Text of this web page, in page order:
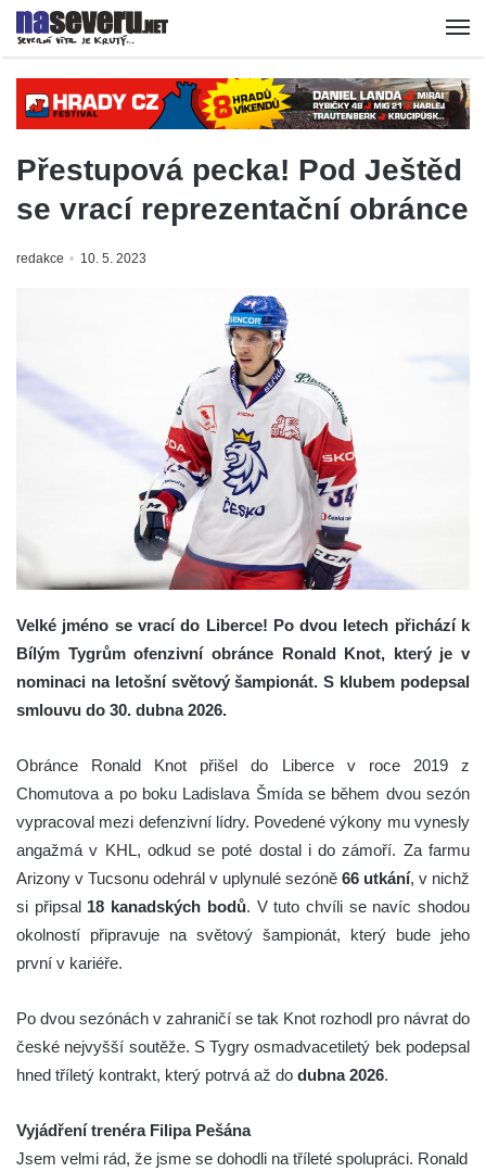
Přestupová pecka! Pod Ještěd
se vrací reprezentační obránce
redakce 10. 5. 2023
Velké jméno se vrací do Liberce! Po dvou letech přichází k
Bílým Tygrům ofenzivní obránce Ronald Knot, který je v
nominaci na letošní světový šampionát. S klubem podepsal
smlouvu do 30. dubna 2026.
Obránce Ronald Knot přišel do Liberce v roce 2019 z
Chomutova a po boku Ladislava Šmída se během dvou sezón
vypracoval mezi defenzivní lídry. Povedené výkony mu vynesly
angažmá v KHL, odkud se poté dostal i do zámoří. Za farmu
Arizony v Tucsonu odehrál v uplynulé sezóně 66 utkání, v nichž
si připsal 18 kanadských bodů. V tuto chvíli se navíc shodou
okolností připravuje na světový šampionát, který bude jeho
první v kariéře.
Po dvou sezónách v zahraničí se tak Knot rozhodl pro návrat do
české nejvyšší soutěže. S Tygry osmadvacetiletý bek podepsal
hned tříletý kontrakt, který potrvá až do dubna 2026.
Vyjádření trenéra Filipa Pešána
Jsem velmi rád, že jsme se dohodli na tříleté spolupráci. Ronald